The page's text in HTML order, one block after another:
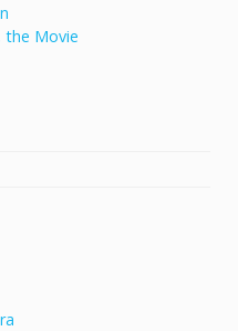
the Movie